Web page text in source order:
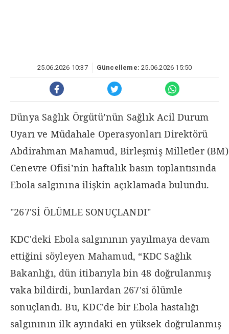
25.06.2026 10:37 Güncelleme: 25.06.2026 15:50
Dünya Sağlık Örgütü’nün Sağlık Acil Durum
Uyarı ve Müdahale Operasyonları Direktörü
Abdirahman Mahamud, Birleşmiş Milletler (BM)
Cenevre Ofisi’nin haftalık basın toplantısında
Ebola salgınına ilişkin açıklamada bulundu.
"267'Sİ ÖLÜMLE SONUÇLANDI"
KDC'deki Ebola salgınının yayılmaya devam
ettiğini söyleyen Mahamud, “KDC Sağlık
Bakanlığı, dün itibarıyla bin 48 doğrulanmış
vaka bildirdi, bunlardan 267'si ölümle
sonuçlandı. Bu, KDC'de bir Ebola hastalığı
salgınının ilk ayındaki en yüksek doğrulanmış